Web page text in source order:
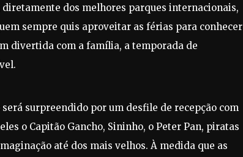
dos melhores parques internacionais,
sempre quis aproveitar as férias para conhecer
divertida com a família, a temporada de
surpreendido por um desfile de recepção com
o Capitão Gancho, Sininho, o Peter Pan, piratas
até dos mais velhos. À medida que as